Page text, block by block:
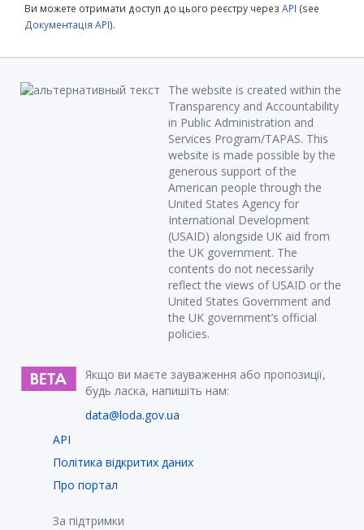
Ви можете отримати доступ до цього реєстру через API (see
Документація API).
The website is created within the
Transparency and Accountability
in Public Administration and
Services Program/TAPAS. This
website is made possible by the
generous support of the
American people through the
United States Agency for
International Development
(USAID) alongside UK aid from
the UK government. The
contents do not necessarily
reflect the views of USAID or the
United States Government and
the UK government’s official
policies.
Якщо ви маєте зауваження або пропозиції,
будь ласка, напишіть нам:
data@loda.gov.ua
API
Політика відкритих даних
Про портал
За підтримки